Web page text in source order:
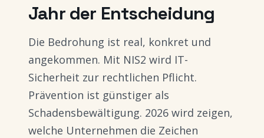
Jahr der Entscheidung
Die Bedrohung ist real, konkret und
angekommen. Mit NIS2 wird IT-
Sicherheit zur rechtlichen Pflicht.
Prävention ist günstiger als
Schadensbewältigung. 2026 wird zeigen,
welche Unternehmen die Zeichen